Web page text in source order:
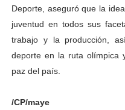
Deporte, aseguró que la
juventud en todos sus
trabajo y la producción,
deporte en la ruta olímpica
paz del país.
/CP/maye